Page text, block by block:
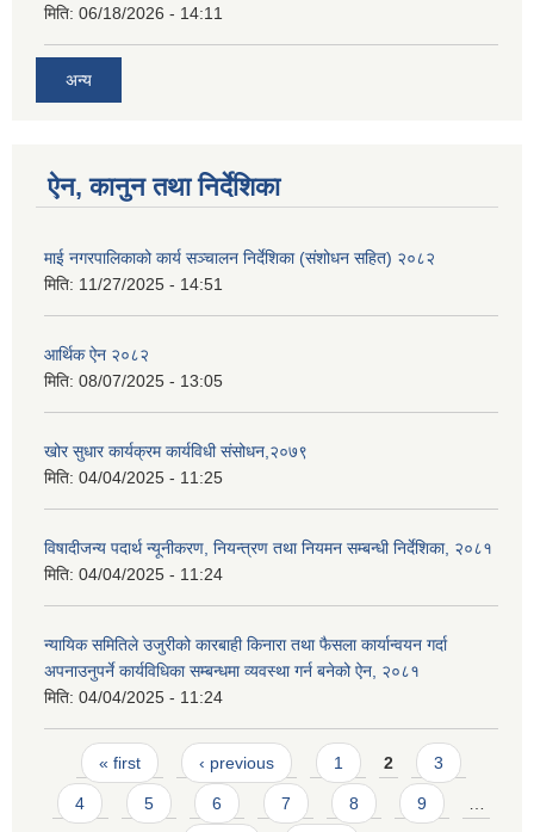
मिति: 06/18/2026 - 14:11
अन्य
ऐन, कानुन तथा निर्देशिका
माई नगरपालिकाको कार्य सञ्चालन निर्देशिका (संशोधन सहित) २०८२
मिति: 11/27/2025 - 14:51
आर्थिक ऐन २०८२
मिति: 08/07/2025 - 13:05
खोर सुधार कार्यक्रम कार्यविधी संसोधन,२०७९
मिति: 04/04/2025 - 11:25
विषादीजन्य पदार्थ न्यूनीकरण, नियन्त्रण तथा नियमन सम्बन्धी निर्देशिका, २०८१
मिति: 04/04/2025 - 11:24
न्यायिक समितिले उजुरीको कारबाही किनारा तथा फैसला कार्यान्वयन गर्दा
अपनाउनुपर्ने कार्यविधिका सम्बन्धमा व्यवस्था गर्न बनेको ऐन, २०८१
मिति: 04/04/2025 - 11:24
Pages
« first ‹ previous 1 2 3
4 5 6 7 8 9